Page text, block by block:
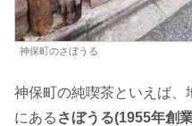
神保町のさぼうる
神保町の純喫茶といえば、
にある さぼうる(1955年創